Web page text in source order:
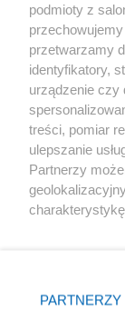
Kultura
X
podmioty z
przetwarzamy
identyfikatory,
urządzenie czy
treści, pomiar
ulepszanie
Partnerzy
zmienić/
znajdujący się
PARTNERZY